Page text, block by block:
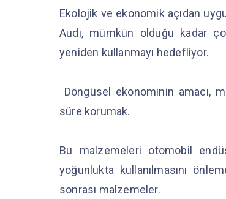
Ekolojik ve ekonomik açıdan
Audi, mümkün olduğu kadar
yeniden kullanmayı hedefliyor.
Döngüsel ekonominin amacı,
süre korumak.
Bu malzemeleri otomobil
yoğunlukta kullanılmasını
sonrası malzemeler.